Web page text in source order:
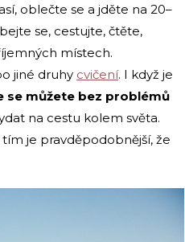
oblečte se a jděte na 20–
se, cestujte, čtěte,
místech.
jiné druhy cvičení. I když je
se můžete bez problémů
na cestu kolem světa.
je pravděpodobnější, že